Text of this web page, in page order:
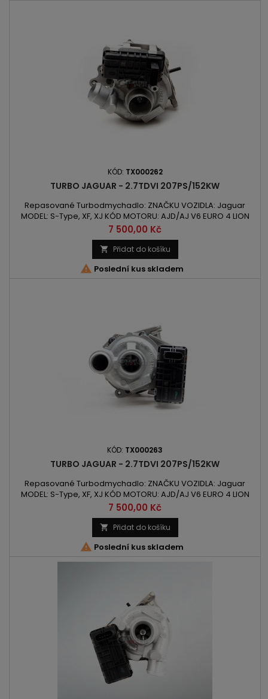
KÓD: TX000262
TURBO JAGUAR - 2.7TDVI 207PS/152KW
Repasované Turbodmychadlo: ZNAČKU VOZIDLA: Jaguar
MODEL: S-Type, XF, XJ KÓD MOTORU: AJD/AJ V6 EURO 4 LION
OBSAH: 2720ccm 2.7TDVi VÝKON: 152kW/207PS ROK VÝROBY:
2005 - POZOR: Leva Strana
Cena
7 500,00 Kč
 Přidat do košíku
 Poslední kus skladem
KÓD: TX000263
TURBO JAGUAR - 2.7TDVI 207PS/152KW
Repasované Turbodmychadlo: ZNAČKU VOZIDLA: Jaguar
MODEL: S-Type, XF, XJ KÓD MOTORU: AJD/AJ V6 EURO 4 LION
OBSAH: 2720ccm 2.7TDVi VÝKON: 152kW/207PS ROK VÝROBY:
2005 - POZOR: Pravá Strana
Cena
7 500,00 Kč
 Přidat do košíku
 Poslední kus skladem